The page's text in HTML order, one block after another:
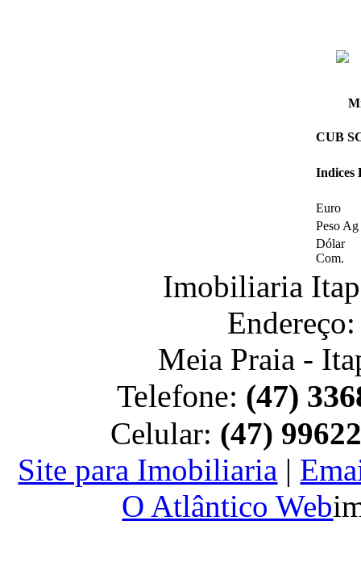
CUB
Indices
Euro
Peso Ag
Dólar
Com.
Imobiliaria
Meia Praia -
Telefone: (47)
Celular: (47)
Site para Imobiliaria |
O Atlântico Web